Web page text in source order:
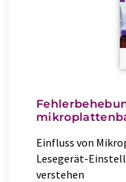
Einfluss von
Lesegerät-
verstehen